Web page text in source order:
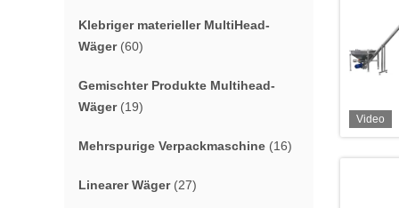
Klebriger materieller MultiHead-
Wäger(60)
Gemischter Produkte Multihead-
Wäger(19)
Mehrspurige Verpackmaschine (16)
Linearer Wäger(27)
Video